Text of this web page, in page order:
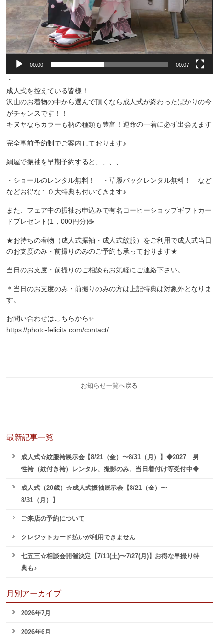
00:00 00:07
・
成人式を控えている皆様！
沢山のお着物の中から選んで頂くなら成人式が終わったばかりの今
がチャンスです！！
キヌヤならカラーも柄の種類も豊富！運命の一着に必ず出会えます
完全事前予約制でご案内しております♪
絹屋で振袖を早期予約すると、、、、
・ショールのレンタル無料！ ・草履バックレンタル無料！ など
などお得な１０大特典も付いてきます♪
また、フェア中の振袖お申込みで有名コーヒーショップギフトカー
ドプレゼント(1，000円分)☕
★お持ちの着物（成人式振袖・成人式紋服）をご利用で成人式当日
のお支度のみ・前撮りのみのご予約も承っております★
当日のお支度・前撮りのご相談もお気軽にご連絡下さい。
＊当日のお支度のみ・前撮りのみの方は上記特典は対象外となりま
す。
お問い合わせはこちらから✨
https://photo-felicita.com/contact/
お知らせ一覧へ戻る
最新記事一覧
成人式☆紋服袴展示会【8/21（金）〜8/31（月）】◆2027 男
性袴（紋付き袴）レンタル、撮影のみ、当日着付け等受付中◆
成人式（20歳）☆成人式振袖展示会【8/21（金）〜
8/31（月）】
ご来店の予約について
クレジットカード払いが利用できません
七五三☆相談会開催決定【7/11(土)〜7/27(月)】お得な早撮り特
典も♪
月別アーカイブ
2026年7月
2026年6月